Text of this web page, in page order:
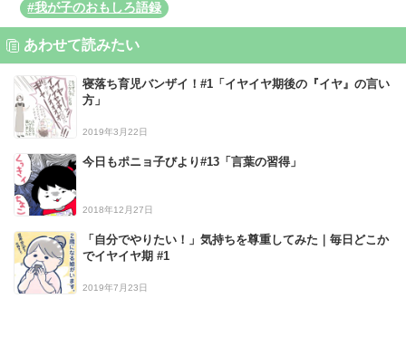
#我が子のおもしろ語録
あわせて読みたい
寝落ち育児バンザイ！#1「イヤイヤ期後の『イヤ』の言い
方」
2019年3月22日
今日もポニョ子びより#13「言葉の習得」
2018年12月27日
「自分でやりたい！」気持ちを尊重してみた｜毎日どこか
でイヤイヤ期 #1
2019年7月23日